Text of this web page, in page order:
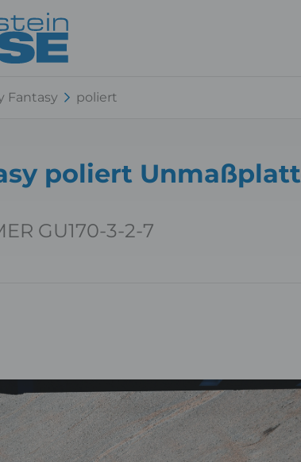
Fantasy poliert
poliert
GU170-3-2-7